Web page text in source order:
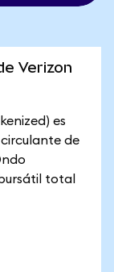
Verizon
es
de
total